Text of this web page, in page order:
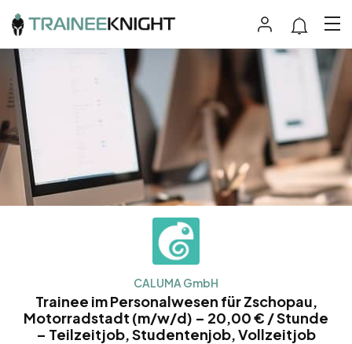
CALUMA GmbH
Trainee im Personalwesen für Zschopau,
Motorradstadt (m/w/d) – 20,00 € / Stunde
– Teilzeitjob, Studentenjob, Vollzeitjob